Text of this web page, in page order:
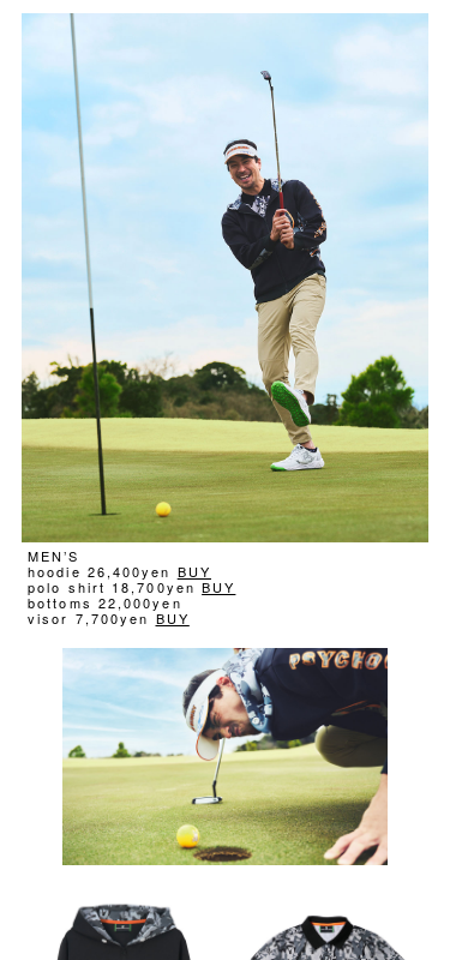
MEN’S
hoodie 26,400yen BUY
polo shirt 18,700yenBUY
bottoms 22,000yen
visor 7,700yen BUY